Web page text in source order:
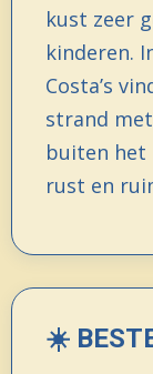
kust zeer
kinderen.
Costa’s
strand
buiten het
rust en
☀️